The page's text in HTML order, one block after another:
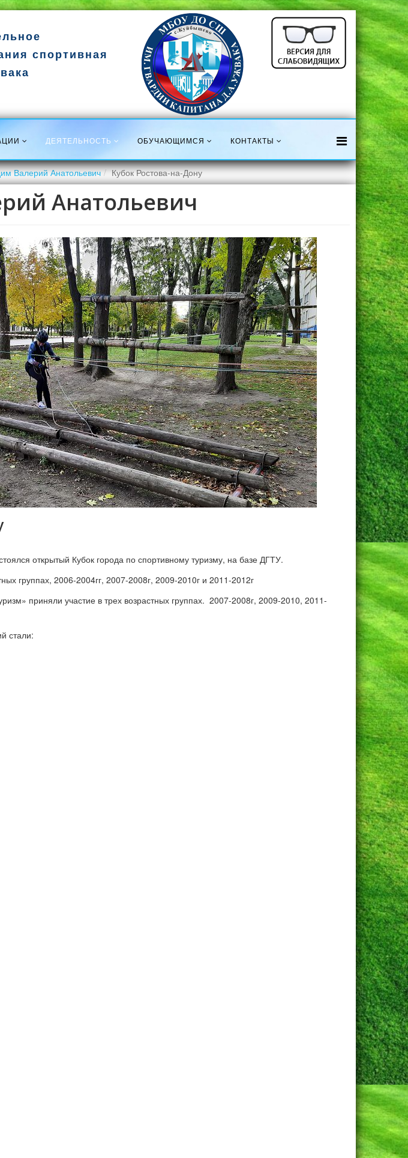
спортивная
ДЕЯТЕЛЬНОСТЬ ОБУЧАЮЩИМСЯ КОНТАКТЫ
Валерий Анатольевич Кубок Ростова-на-Дону
Анатольевич
открытый Кубок города по спортивному туризму, на базе ДГТУ.
группах, 2006-2004гг, 2007-2008г, 2009-2010г и 2011-2012г
приняли участие в трех возрастных группах. 2007-2008г, 2009-2010, 2011-
стали: